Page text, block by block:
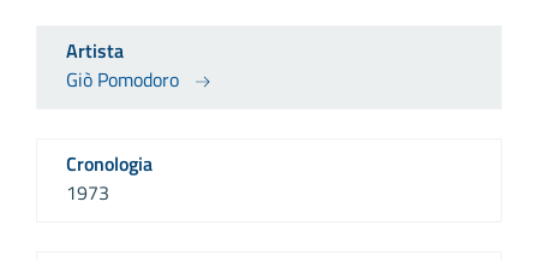
Artista
Giò Pomodoro
Cronologia
1973